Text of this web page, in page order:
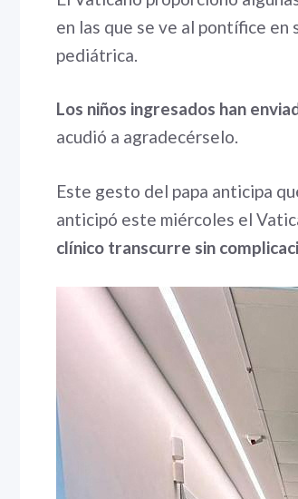
en las que se ve al pontífice
pediátrica.
Los niños ingresados han
acudió a agradecérselo.
Este gesto del papa anticipa
anticipó este miércoles el
clínico transcurre sin